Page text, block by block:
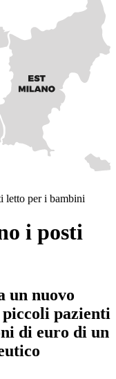
letto per i bambini
i posti
un nuovo
pazienti